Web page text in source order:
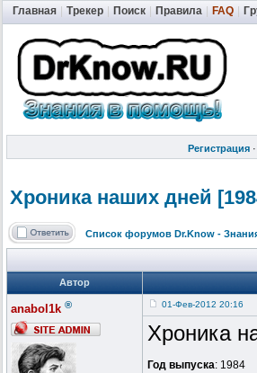
Главная Трекер Поиск Правила FAQ
Регистрация ·
Хроника наших дней
Список форумов Dr.Know -
Автор
anabol1k ® 01-Фев-2012 20:16
Хроника
Год выпуска: 1984